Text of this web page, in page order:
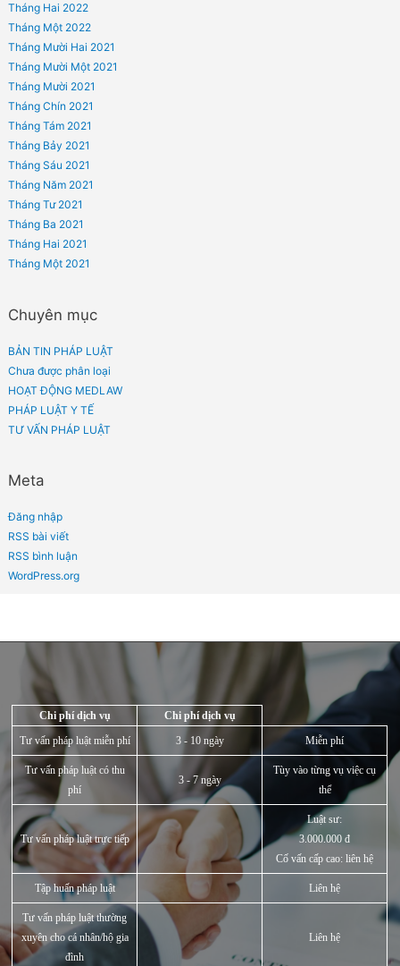
Tháng Bảy 2024
Tháng Hai 2023
Tháng Một 2023
Tháng Mười Hai 2022
Tháng Mười Một 2022
Tháng Mười 2022
Tháng Chín 2022
Tháng Tám 2022
Tháng Bảy 2022
Tháng Sáu 2022
Tháng Năm 2022
Tháng Tư 2022
Tháng Hai 2022
Tháng Mười Hai 2021
Tháng Mười Một 2021
Tháng Mười 2021
Tháng Chín 2021
Tháng Bảy 2021
Tháng Năm 2021
Tháng Tư 2021
Tháng Ba 2021
Tháng Hai 2021
Chuyên mục
BẢN TIN PHÁP LUẬT
Chưa được phân loại
HOẠT ĐỘNG MEDLAW
PHÁP LUẬT Y TẾ
TƯ VẤN PHÁP LUẬT
Meta
Đăng nhập
RSS bài viết
RSS bình luận
WordPress.org